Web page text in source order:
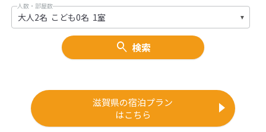
人数・部屋数
検索
滋賀県の宿泊プラン
はこちら